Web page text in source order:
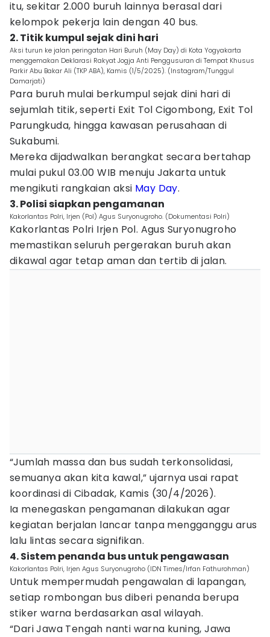
itu, sekitar 2.000 buruh lainnya berasal dari
kelompok pekerja lain dengan 40 bus.
2. Titik kumpul sejak dini hari
Aksi turun ke jalan peringatan Hari Buruh (May Day) di Kota Yogyakarta
menggemakan Deklarasi Rakyat Jogja Anti Penggusuran di Tempat Khusus
Parkir Abu Bakar Ali (TKP ABA), Kamis (1/5/2025). (Instagram/Tunggul
Damarjati)
Para buruh mulai berkumpul sejak dini hari di
sejumlah titik, seperti Exit Tol Cigombong, Exit Tol
Parungkuda, hingga kawasan perusahaan di
Sukabumi.
Mereka dijadwalkan berangkat secara bertahap
mulai pukul 03.00 WIB menuju Jakarta untuk
mengikuti rangkaian aksi May Day.
3. Polisi siapkan pengamanan
Kakorlantas Polri, Irjen (Pol) Agus Suryonugroho. (Dokumentasi Polri)
Kakorlantas Polri Irjen Pol. Agus Suryonugroho
memastikan seluruh pergerakan buruh akan
dikawal agar tetap aman dan tertib di jalan.
“Jumlah massa dan bus sudah terkonsolidasi,
semuanya akan kita kawal,” ujarnya usai rapat
koordinasi di Cibadak, Kamis (30/4/2026).
Ia menegaskan pengamanan dilakukan agar
kegiatan berjalan lancar tanpa mengganggu arus
lalu lintas secara signifikan.
4. Sistem penanda bus untuk pengawasan
Kakorlantas Polri, Irjen Agus Suryonugroho (IDN Times/Irfan Fathurohman)
Untuk mempermudah pengawalan di lapangan,
setiap rombongan bus diberi penanda berupa
stiker warna berdasarkan asal wilayah.
“Dari Jawa Tengah nanti warna kuning, Jawa